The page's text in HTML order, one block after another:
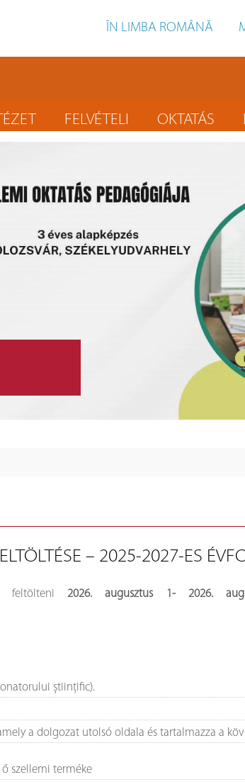
ÎN LIMBA ROMÂNĂ
FELVÉTELI OKTATÁS
– 2025-2027-ES
feltölteni 2026. augusztus 1- 2026.
științific).
a dolgozat utolsó oldala és tartalmazza a
szellemi terméke